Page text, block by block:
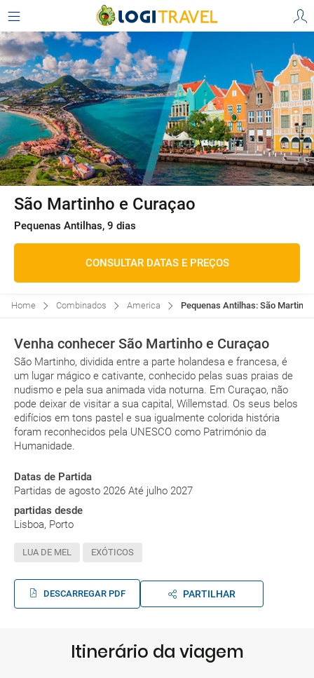
São Martinho e Curaçao
Pequenas Antilhas, 9 dias
CONSULTAR DATAS E PREÇOS
Home Combinados America Pequenas Antilhas: São
Venha conhecer São Martinho e Curaçao
São Martinho, dividida entre a parte holandesa e francesa, é
um lugar mágico e cativante, conhecido pelas suas praias de
nudismo e pela sua animada vida noturna. Em Curaçao, não
pode deixar de visitar a sua capital, Willemstad. Os seus belos
edifícios em tons pastel e sua igualmente colorida história
foram reconhecidos pela UNESCO como Património da
Humanidade.
Datas de Partida
Partidas de agosto 2026 Até julho 2027
partidas desde
Lisboa, Porto
LUA DE MEL EXÓTICOS
DESCARREGAR PDF PARTILHAR
Itinerário da viagem